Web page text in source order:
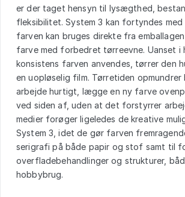
er der taget hensyn til lysægthed,
fleksibilitet. System 3 kan fortyndes med
farven kan bruges direkte fra
farve med forbedret tørreevne. Uanset i
konsistens farven anvendes, tørrer den
en uopløselig film. Tørretiden opmundrer
arbejde hurtigt, lægge en ny farve
ved siden af, uden at det forstyrrer
medier forøger ligeledes de kreative
System 3, idet de gør farven
serigrafi på både papir og stof samt til
overfladebehandlinger og strukturer,
hobbybrug.